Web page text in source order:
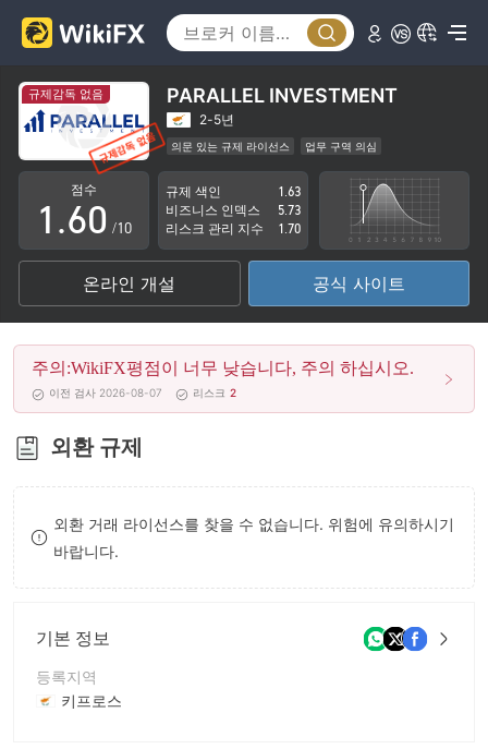
규제감독 없음 PARALLEL INVESTMENT
2-5년
의문 있는 규제 라이선스
업무 구역 의심
잠재적 위험성이 높음
점수
0
1
2
3
4
5
6
7
8
9
.
2
3
4
5
6
7
8
9
0
1
2
3
4
5
6
7
8
/10
규제 색인
1.63
비즈니스 인덱스
5.73
리스크 관리 지수
1.70
온라인 개설 공식 사이트
주의:WikiFX평점이 너무 낮습니다, 주의 하십시오.
이전 검사 2026-08-07 리스크 2
외환 규제
외환 거래 라이선스를 찾을 수 없습니다. 위험에 유의하시기
바랍니다.
기본 정보
등록지역
키프로스